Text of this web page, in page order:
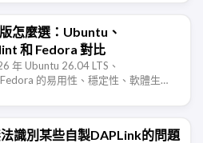
怎麼選：Ubuntu、
和 Fedora 對比
年 Ubuntu 26.04 LTS、
的易用性、穩定性、軟體生
識別某些自製DAPLink的問題